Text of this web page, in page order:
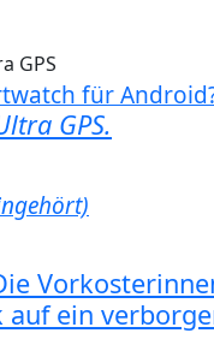
für
GPS.
auf ein